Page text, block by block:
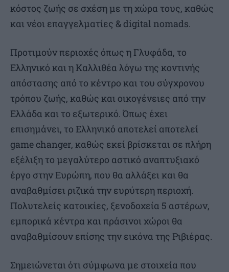
κόστος ζωής σε σχέση με τη χώρα τους, καθώς
και νέοι επαγγελματίες & digital nomads.
Προτιμούν περιοχές όπως η Γλυφάδα, το
Ελληνικό και η Καλλιθέα λόγω της κοντινής
απόστασης από το κέντρο και του σύγχρονου
τρόπου ζωής, καθώς και οικογένειες από την
Ελλάδα και το εξωτερικό. Όπως έχει
επισημάνει, το Ελληνικό αποτελεί αποτελεί
game changer, καθώς εκεί βρίσκεται σε πλήρη
εξέλιξη το μεγαλύτερο αστικό αναπτυξιακό
έργο στην Ευρώπη, που θα αλλάξει και θα
αναβαθμίσει ριζικά την ευρύτερη περιοχή.
Πολυτελείς κατοικίες, ξενοδοχεία 5 αστέρων,
εμπορικά κέντρα και πράσινοι χώροι θα
αναβαθμίσουν επίσης την εικόνα της Ριβιέρας.
Σημειώνεται ότι σύμφωνα με στοιχεία που